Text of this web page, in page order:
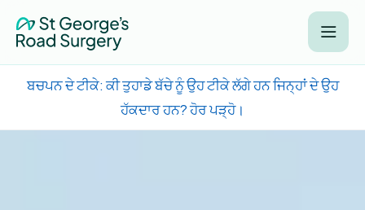
ਬਚਪਨ ਦੇ ਟੀਕੇ: ਕੀ ਤੁਹਾਡੇ ਬੱਚੇ ਨੂੰ ਉਹ ਟੀਕੇ ਲੱਗੇ ਹਨ ਜਿਨ੍ਹਾਂ ਦੇ ਉਹ
ਹੱਕਦਾਰ ਹਨ? ਹੋਰ ਪੜ੍ਹੋ।